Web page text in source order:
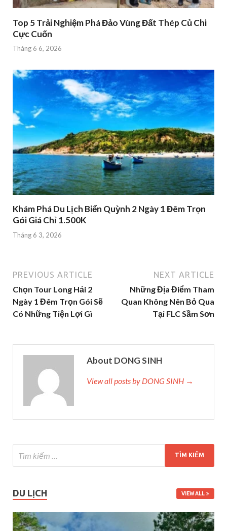
Top 5 Trải Nghiệm Phá Đảo Vùng Đất Thép Củ Chi
Cực Cuốn
Tháng 6 6, 2026
Khám Phá Du Lịch Biển Quỳnh 2 Ngày 1 Đêm Trọn
Gói Giá Chỉ 1.500K
Tháng 6 3, 2026
PREVIOUS ARTICLE
Chọn Tour Long Hải 2
Ngày 1 Đêm Trọn Gói Sẽ
Có Những Tiện Lợi Gì
NEXT ARTICLE
Những Địa Điểm Tham
Quan Không Nên Bỏ Qua
Tại FLC Sầm Sơn
About DONG SINH
View all posts by DONG SINH →
DU LỊCH VIEW ALL